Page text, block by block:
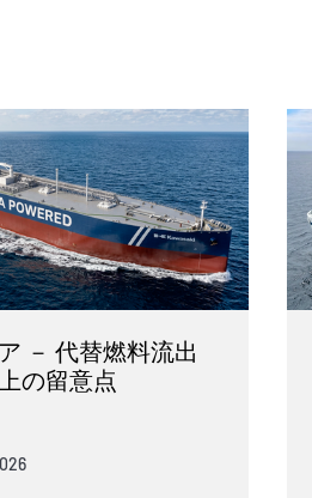
－ 代替燃料流出
の留意点